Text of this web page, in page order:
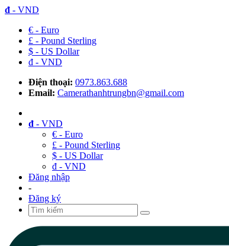
đ - VND
€ - Euro
£ - Pound Sterling
$ - US Dollar
đ - VND
Điện thoại: 0973.863.688
Email: Camerathanhtrungbn@gmail.com
đ - VND
€ - Euro
£ - Pound Sterling
$ - US Dollar
đ - VND
Đăng nhập
-
Đăng ký